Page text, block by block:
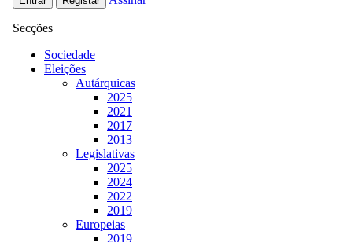
Secções
Sociedade
Eleições
Autárquicas
2025
2021
2017
2013
Legislativas
2025
2024
2022
2019
Europeias
2019